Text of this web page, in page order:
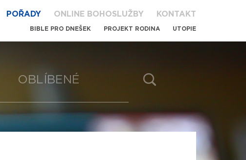
POŘADY ONLINE BOHOSLUŽBY KONTAKT
BIBLE PRO DNEŠEK PROJEKT RODINA UTOPIE
OBLÍBENÉ